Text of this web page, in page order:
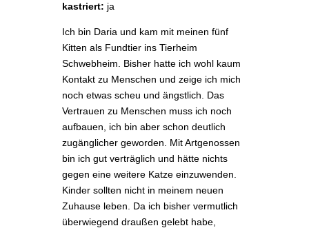
kastriert: ja
Ich bin Daria und kam mit meinen fünf
Kitten als Fundtier ins Tierheim
Schwebheim. Bisher hatte ich wohl kaum
Kontakt zu Menschen und zeige ich mich
noch etwas scheu und ängstlich. Das
Vertrauen zu Menschen muss ich noch
aufbauen, ich bin aber schon deutlich
zugänglicher geworden. Mit Artgenossen
bin ich gut verträglich und hätte nichts
gegen eine weitere Katze einzuwenden.
Kinder sollten nicht in meinem neuen
Zuhause leben. Da ich bisher vermutlich
überwiegend draußen gelebt habe,